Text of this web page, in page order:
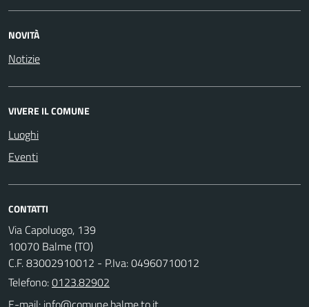
NOVITÀ
Notizie
VIVERE IL COMUNE
Luoghi
Eventi
CONTATTI
Via Capoluogo, 139
10070 Balme (TO)
C.F. 83002910012 - P.Iva: 04960710012
Telefono:0123.82902